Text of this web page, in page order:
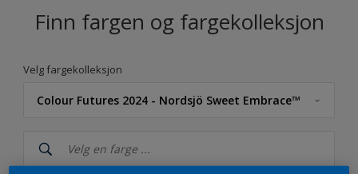
Finn fargen og fargekolleksjon
Velg fargekolleksjon
Colour Futures 2024 - Nordsjö Sweet Embrace™
Nordsjö